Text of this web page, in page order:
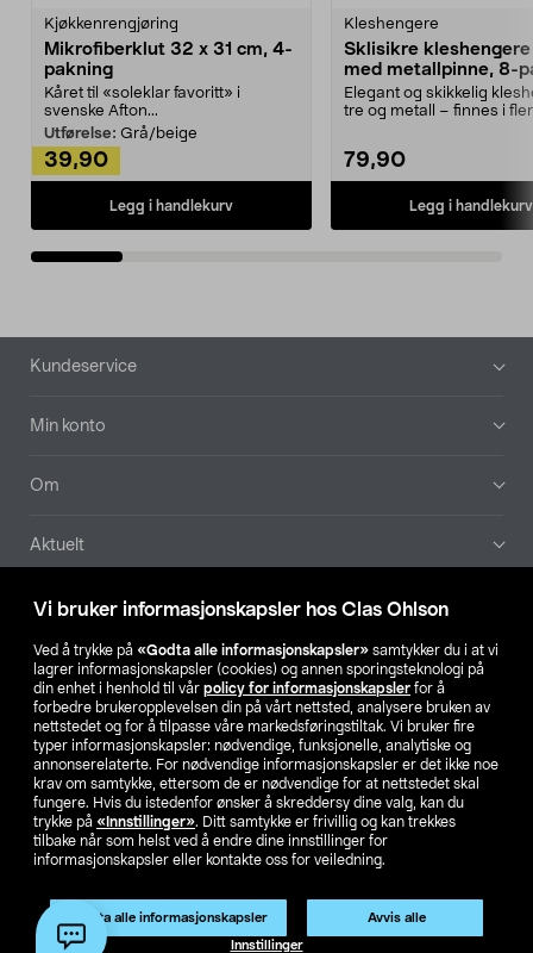
Vi bruker informasjonskapsler hos Clas Ohlson
Ved å trykke på «Godta alle informasjonskapsler» samtykker du i at vi
lagrer informasjonskapsler (cookies) og annen sporingsteknologi på
din enhet i henhold til vår policy for informasjonskapsler for å
forbedre brukeropplevelsen din på vårt nettsted, analysere bruken av
nettstedet og for å tilpasse våre markedsføringstiltak. Vi bruker fire
typer informasjonskapsler: nødvendige, funksjonelle, analytiske og
annonserelaterte. For nødvendige informasjonskapsler er det ikke noe
krav om samtykke, ettersom de er nødvendige for at nettstedet skal
fungere. Hvis du istedenfor ønsker å skreddersy dine valg, kan du
trykke på «Innstillinger». Ditt samtykke er frivillig og kan trekkes
tilbake når som helst ved å endre dine innstillinger for
informasjonskapsler eller kontakte oss for veiledning.
Godta alle informasjonskapsler Avvis alle
Innstillinger
Produktet har utgått
Artikkelnr.:51-1763
Kjøkkenrengjøring
Mikrofiberklut 32 x 31 cm, 4-
pakning
Kåret til «soleklar favoritt» i
svenske Afton...
Utførelse: Grå/beige
39,90
Legg i handlekurv
Kleshengere
Sklisikre
med metallpinne, 8-
Elegant og skikkelig
tre og metall – finnes i
79,90
Legg i handlekurv
Bunntekst
Kundeservice
Min konto
Om
Aktuelt
Våre selskaper
Finn din butikk
SE NO FI
Endre til priser ekskl. moms